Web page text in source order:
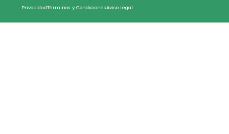
PrivacidadTérminos y CondicionesAviso Legal